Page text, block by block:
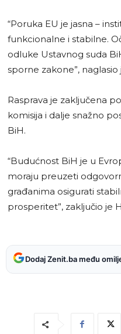
“Poruka EU je jasna –
funkcionalne i stabilne.
odluke Ustavnog suda
sporne zakone”, naglasio
Rasprava je zaključena
komisija i dalje snažno
BiH.
“Budućnost BiH je u
moraju preuzeti
građanima osigurati
prosperitet”, zaključio je
Dodaj Zenit.ba među